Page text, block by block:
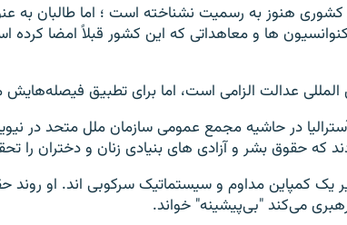
هنوز به رسمیت نشناخته است ؛ اما طالبان به
کنوانسیون ها و معاهداتی که این کشور قبلاً امضا
عدالت الزامی است، اما برای تطبیق فیصله‌هایش
در حاشیه مجمع عمومی سازمان ملل متحد در
که حقوق بشر و آزادی های بنیادی زنان و دختران را
یک کمپاین مداوم و سیستماتیک سرکوبی اند. او
رهبری می‌کند "بی‌پیشینه" خواند.